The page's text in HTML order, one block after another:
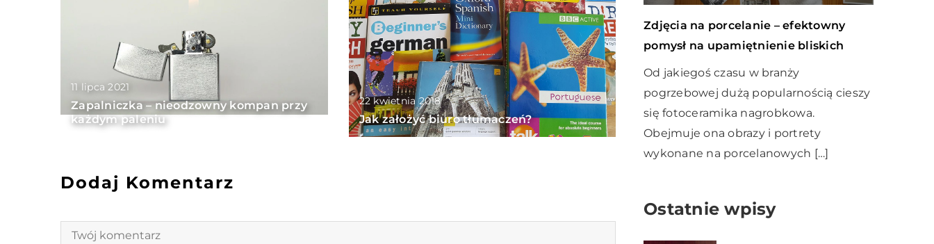
11 lipca 2021
Zapalniczka – nieodzowny kompan przy
każdym paleniu
22 kwietnia 2018
Jak założyć biuro tłumaczeń?
Dodaj Komentarz
Zdjęcia na porcelanie – efektowny
pomysł na upamiętnienie bliskich
Od jakiegoś czasu w branży
pogrzebowej dużą popularnością cieszy
się fotoceramika nagrobkowa.
Obejmuje ona obrazy i portrety
wykonane na porcelanowych […]
Ostatnie wpisy